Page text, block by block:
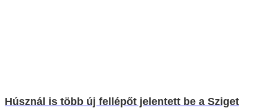
Húsznál is több új fellépőt jelentett be a Sziget